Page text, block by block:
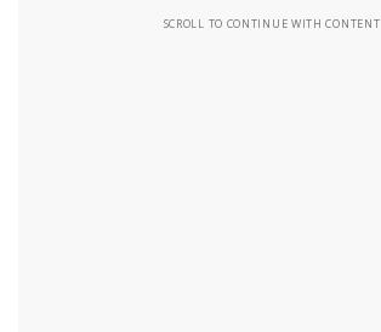
SCROLL TO CONTINUE WITH CONTENT